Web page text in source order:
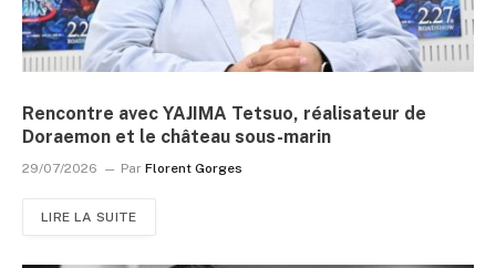
Rencontre avec YAJIMA Tetsuo, réalisateur de
Doraemon et le château sous-marin
29/07/2026 Par Florent Gorges
LIRE LA SUITE